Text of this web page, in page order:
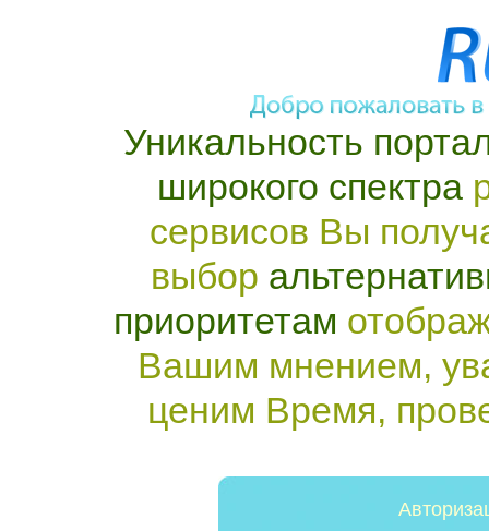
Уникальность
широкого спектра
сервисов Вы
выбор
приоритетам
Вашим мнением,
ценим Время,